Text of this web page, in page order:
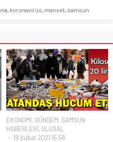
, koronavirüs, manset, samsun
EKONOMİ, GÜNDEM, SAMSUN
HABERLERİ, ULUSAL
19 Şubat 2021 15:56